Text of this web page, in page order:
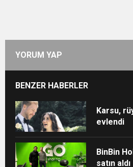
YORUM YAP
BENZER HABERLER
Karsu,
evlendi
BinBin
satın aldı